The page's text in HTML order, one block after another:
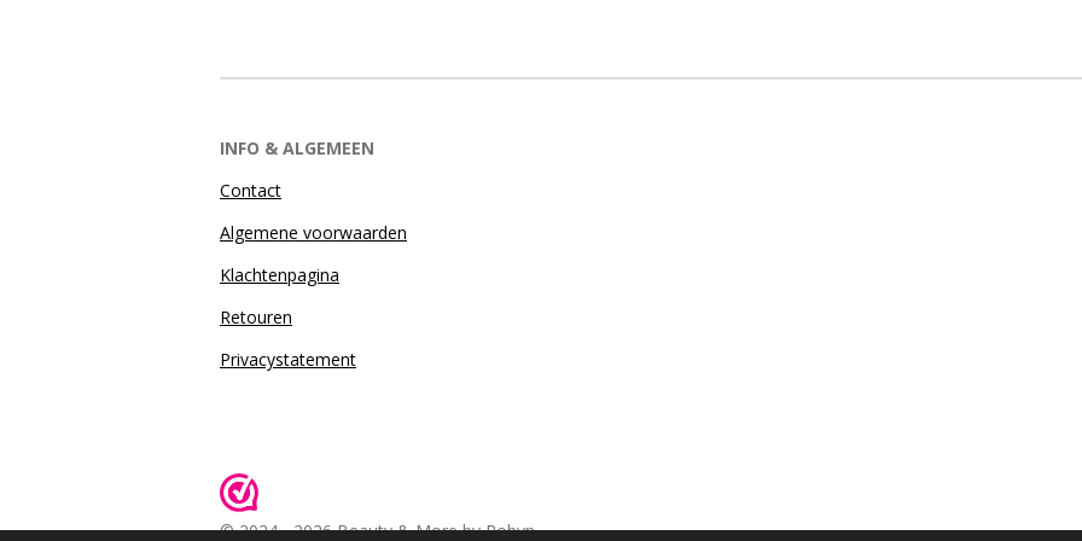
INFO & ALGEMEEN
Contact
Algemene voorwaarden
Klachtenpagina
Retouren
Privacystatement
© 2024 - 2026 Beauty & More by Robyn